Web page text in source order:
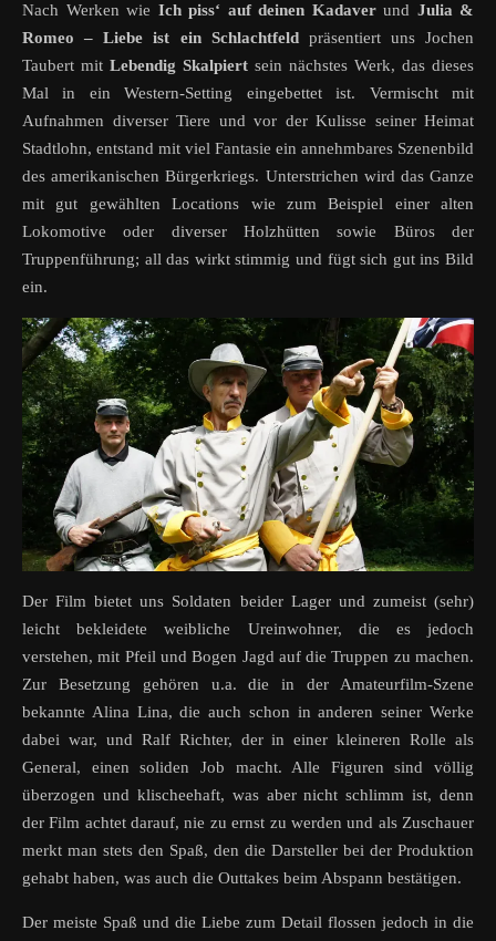
Nach Werken wie Ich piss‘ auf deinen Kadaverund Julia &
Romeo – Liebe ist ein Schlachtfeldpräsentiert uns Jochen
Taubert mit Lebendig Skalpiert sein nächstes Werk, das dieses
Mal in ein Western-Setting eingebettet ist. Vermischt mit
Aufnahmen diverser Tiere und vor der Kulisse seiner Heimat
Stadtlohn, entstand mit viel Fantasie ein annehmbares Szenenbild
des amerikanischen Bürgerkriegs. Unterstrichen wird das Ganze
mit gut gewählten Locations wie zum Beispiel einer alten
Lokomotive oder diverser Holzhütten sowie Büros der
Truppenführung; all das wirkt stimmig und fügt sich gut ins Bild
ein.
Der Film bietet uns Soldaten beider Lager und zumeist (sehr)
leicht bekleidete weibliche Ureinwohner, die es jedoch
verstehen, mit Pfeil und Bogen Jagd auf die Truppen zu machen.
Zur Besetzung gehören u.a. die in der Amateurfilm-Szene
bekannte Alina Lina, die auch schon in anderen seiner Werke
dabei war, und Ralf Richter, der in einer kleineren Rolle als
General, einen soliden Job macht. Alle Figuren sind völlig
überzogen und klischeehaft, was aber nicht schlimm ist, denn
der Film achtet darauf, nie zu ernst zu werden und als Zuschauer
merkt man stets den Spaß, den die Darsteller bei der Produktion
gehabt haben, was auch die Outtakes beim Abspann bestätigen.
Der meiste Spaß und die Liebe zum Detail flossen jedoch in die